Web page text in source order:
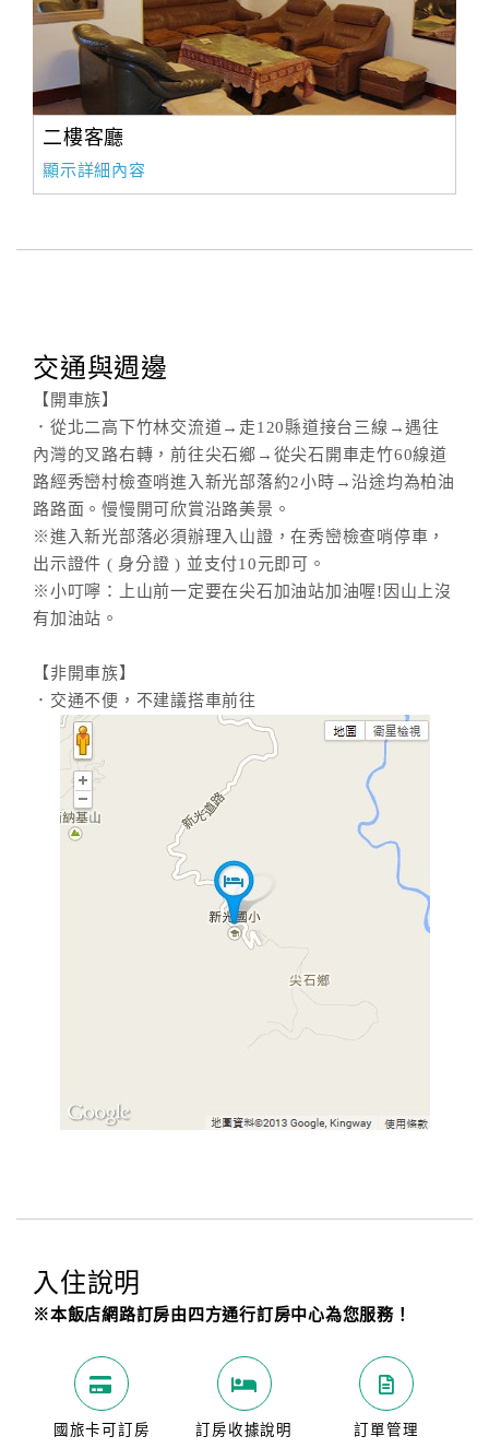
二樓客廳
顯示詳細內容
交通與週邊
【開車族】
．從北二高下竹林交流道→走120縣道接台三線→遇往
內灣的叉路右轉，前往尖石鄉→從尖石開車走竹60線道
路經秀巒村檢查哨進入新光部落約2小時→沿途均為柏油
路路面。慢慢開可欣賞沿路美景。
※進入新光部落必須辦理入山證，在秀巒檢查哨停車，
出示證件 ( 身分證 ) 並支付10元即可。
※小叮嚀：上山前一定要在尖石加油站加油喔!因山上沒
有加油站。
【非開車族】
．交通不便，不建議搭車前往
入住說明
※本飯店網路訂房由四方通行訂房中心為您服務！
國旅卡可訂房 訂房收據說明 訂單管理